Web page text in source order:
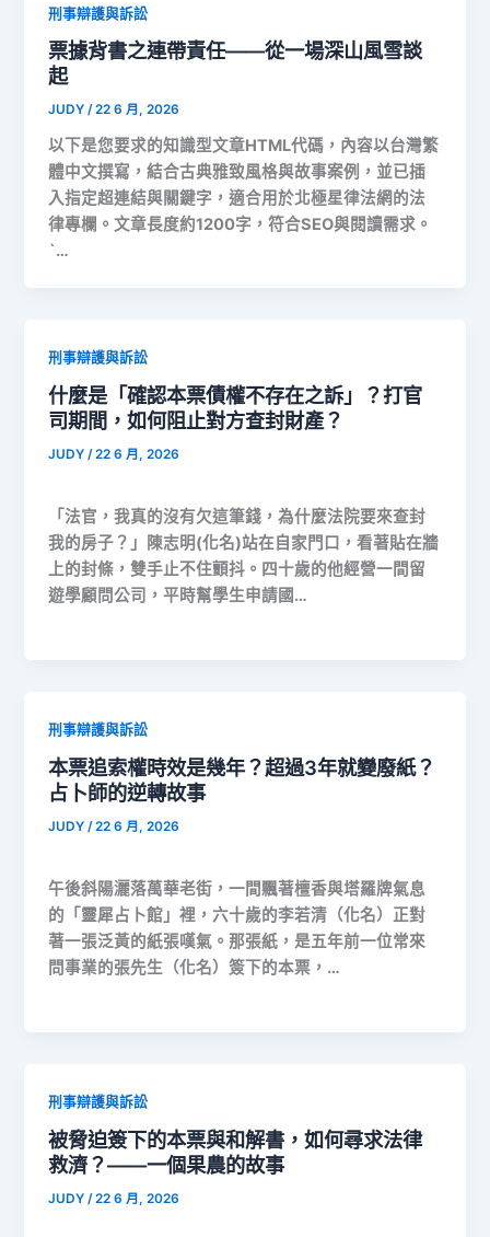
刑事辯護與訴訟
票據背書之連帶責任——從一場深山風雪談
起
JUDY/22 6 月, 2026
以下是您要求的知識型文章HTML代碼，內容以台灣繁
體中文撰寫，結合古典雅致風格與故事案例，並已插
入指定超連結與關鍵字，適合用於北極星律法網的法
律專欄。文章長度約1200字，符合SEO與閱讀需求。
`…
刑事辯護與訴訟
什麼是「確認本票債權不存在之訴」？打官
司期間，如何阻止對方查封財產？
JUDY /22 6 月, 2026
「法官，我真的沒有欠這筆錢，為什麼法院要來查封
我的房子？」陳志明(化名)站在自家門口，看著貼在牆
上的封條，雙手止不住顫抖。四十歲的他經營一間留
遊學顧問公司，平時幫學生申請國…
刑事辯護與訴訟
本票追索權時效是幾年？超過3年就變廢紙？
占卜師的逆轉故事
JUDY /22 6 月, 2026
午後斜陽灑落萬華老街，一間飄著檀香與塔羅牌氣息
的「靈犀占卜館」裡，六十歲的李若清（化名）正對
著一張泛黃的紙張嘆氣。那張紙，是五年前一位常來
問事業的張先生（化名）簽下的本票，…
刑事辯護與訴訟
被脅迫簽下的本票與和解書，如何尋求法律
救濟？——一個果農的故事
JUDY /22 6 月, 2026